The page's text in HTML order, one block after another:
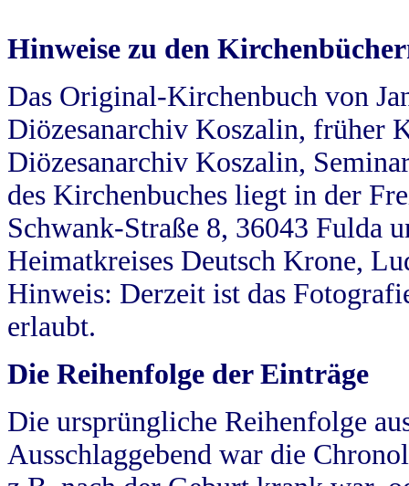
Hinweise zu den
Das Original-Kirchenbuch von
Diözesanarchiv Koszalin, früher
Diözesanarchiv Koszalin,
des Kirchenbuches liegt in der
Schwank-Straße 8, 36043 Fulda
Heimatkreises Deutsch Krone,
Hinweis: Derzeit ist das
erlaubt.
Die Reihenfolge der Einträge
Die ursprüngliche Reihenfolge
Ausschlaggebend war die